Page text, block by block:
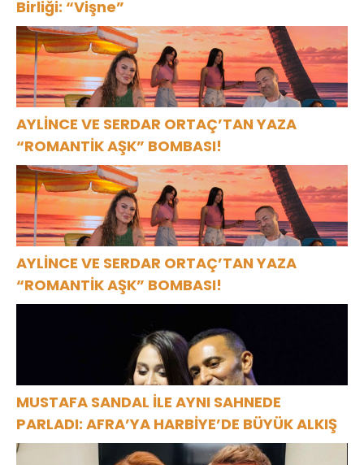
Birliği: “Vişne”
AYLİNCE VE SERDAR ORTAÇ’TAN YAZA
“ROMANTİK AŞK” BOMBASI!
AYLİNCE VE SERDAR ORTAÇ’TAN YAZA
“ROMANTİK AŞK” BOMBASI!
MUSTAFA SANDAL İLE AYNI SAHNEDE
PARLADI: AFRA’YA HARBİYE’DE BÜYÜK ALKIŞ